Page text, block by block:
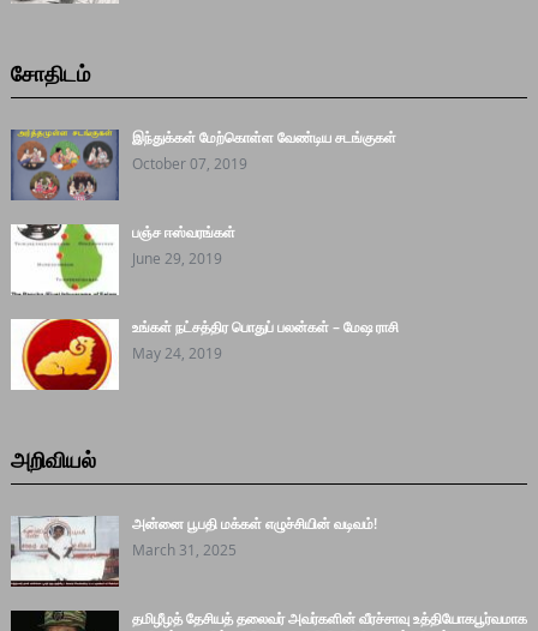
சோதிடம்
இந்துக்கள் மேற்கொள்ள வேண்டிய சடங்குகள்
October 07, 2019
பஞ்ச ஈஸ்வரங்கள்
June 29, 2019
உங்கள் நட்சத்திர பொதுப் பலன்கள் – மேஷ ராசி
May 24, 2019
அறிவியல்
அன்னை பூபதி மக்கள் எழுச்சியின் வடிவம்!
March 31, 2025
தமிழீழத் தேசியத் தலைவர் அவர்களின் வீரச்சாவு உத்தியோகபூர்வமாக